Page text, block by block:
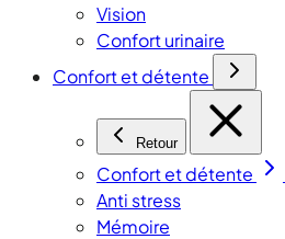
Vision
Confort urinaire
Confort et détente
Retour
Confort et détente
Anti stress
Mémoire